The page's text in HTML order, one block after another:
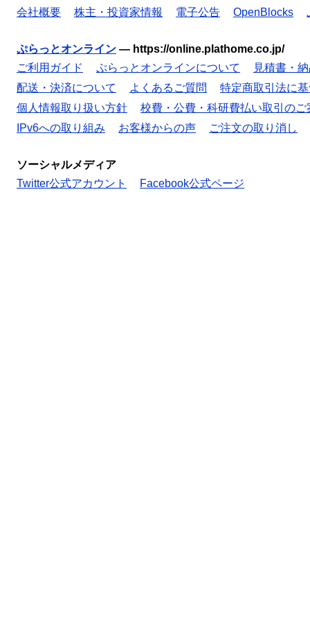
会社概要
株主・投資家情報 電子公告 OpenBlocks
ぷらっとオンライン — https://online.plathome.co.jp/
ご利用ガイド
ぷらっとオンラインについて
見積書・
配送・決済について
よくあるご質問
特定商取引法に
個人情報取り扱い方針
校費・公費・科研費払い取引のご
IPv6への取り組み
お客様からの声 ご注文の取り消し
ソーシャルメディア
Twitter公式アカウント
Facebook公式ページ